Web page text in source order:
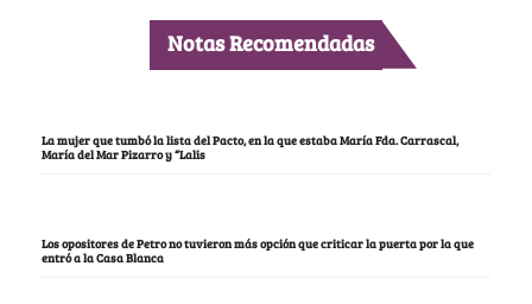
Notas Recomendadas
La mujer que tumbó la lista del Pacto, en la que estaba María Fda. Carrascal,
María del Mar Pizarro y “Lalis
Los opositores de Petro no tuvieron más opción que criticar la puerta por la que
entró a la Casa Blanca